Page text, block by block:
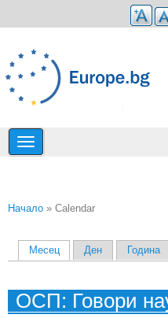
Премини към основното
Начало » Calendar
Primary tabs
Месец(активен раздел)
Ден Година
ОСП: Говори